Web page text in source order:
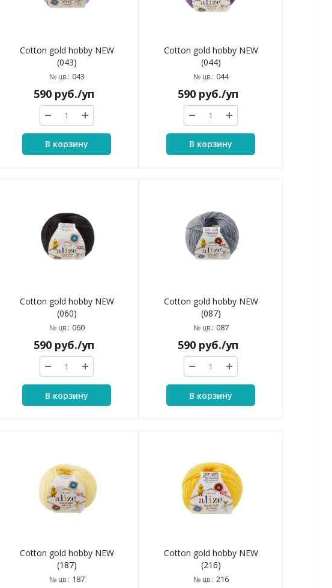
Cotton gold hobby NEW
(043)
№ цв.: 043
590руб./уп
В корзину
Cotton gold hobby NEW
(044)
№ цв.: 044
590руб./уп
В корзину
Cotton gold hobby NEW
(060)
№ цв.: 060
590руб./уп
В корзину
Cotton gold hobby NEW
(087)
№ цв.: 087
590руб./уп
В корзину
Cotton gold hobby NEW
(187)
№ цв.: 187
Cotton gold hobby NEW
(216)
№ цв.: 216